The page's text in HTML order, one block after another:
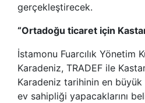
gerçekleştirecek.
“Ortadoğu ticaret için
İstamonu Fuarcılık Yönetim
Karadeniz, TRADEF ile
Karadeniz tarihinin en
ev sahipliği yapacaklarını